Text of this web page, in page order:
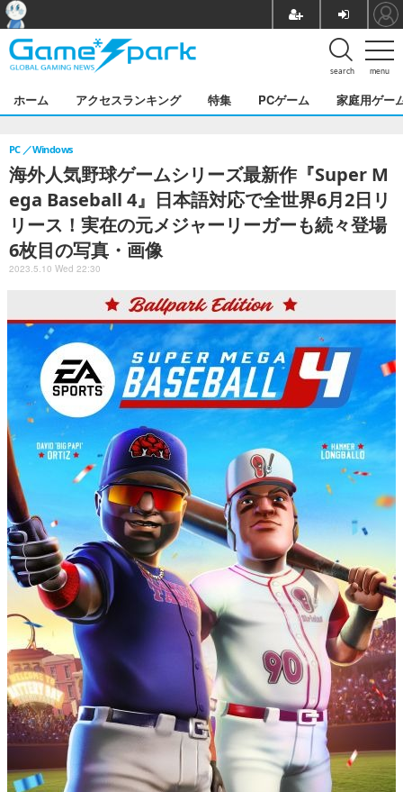
menu
search
ホーム アクセスランキング 特集 PCゲーム 家庭用ゲー
海外人気野球ゲームシリーズ最新作『Super M
ega Baseball 4』日本語対応で全世界6月2日リ
リース！実在の元メジャーリーガーも続々登場
6枚目の写真・画像
PC Windows
2023.5.10 Wed 22:30